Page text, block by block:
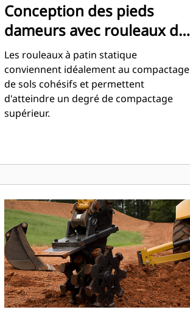
Conception des pieds
dameurs avec rouleaux de
patin statiques
Les rouleaux à patin statique
conviennent idéalement au compactage
de sols cohésifs et permettent
d'atteindre un degré de compactage
supérieur.